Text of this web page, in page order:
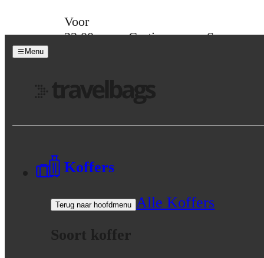
Voor
23:00
Gratis
Spaar
Menu
Koffers
Terug naar hoofdmenu
Alle Koffers
Soort koffer